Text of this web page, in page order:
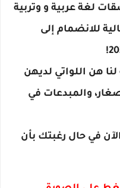
لغة عربية و وتربية
للانضمام إلى
هن اللواتي لديهن
والمبدعات في
في حال رغبتك بأن